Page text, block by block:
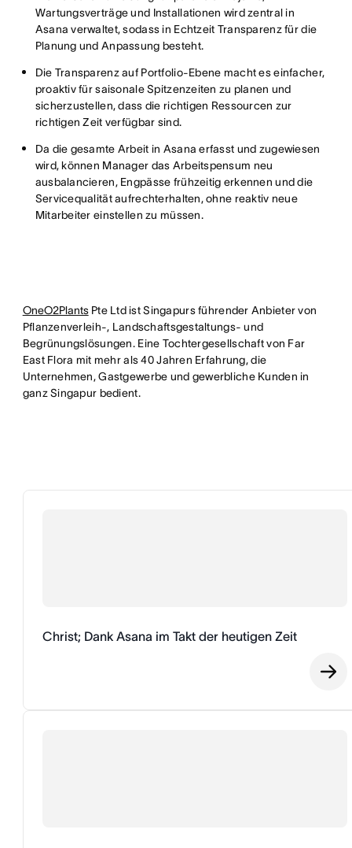
Wartungsverträge und Installationen wird zentral in
Asana verwaltet, sodass in Echtzeit Transparenz für die
Planung und Anpassung besteht.
Die Transparenz auf Portfolio-Ebene macht es einfacher,
proaktiv für saisonale Spitzenzeiten zu planen und
sicherzustellen, dass die richtigen Ressourcen zur
richtigen Zeit verfügbar sind.
Da die gesamte Arbeit in Asana erfasst und zugewiesen
wird, können Manager das Arbeitspensum neu
ausbalancieren, Engpässe frühzeitig erkennen und die
Servicequalität aufrechterhalten, ohne reaktiv neue
Mitarbeiter einstellen zu müssen.
OneO2PlantsPte Ltd ist Singapurs führender Anbieter von
Pflanzenverleih-, Landschaftsgestaltungs- und
Begrünungslösungen. Eine Tochtergesellschaft von Far
East Flora mit mehr als 40 Jahren Erfahrung, die
Unternehmen, Gastgewerbe und gewerbliche Kunden in
ganz Singapur bedient.
Christ; Dank Asana im Takt der heutigen Zeit